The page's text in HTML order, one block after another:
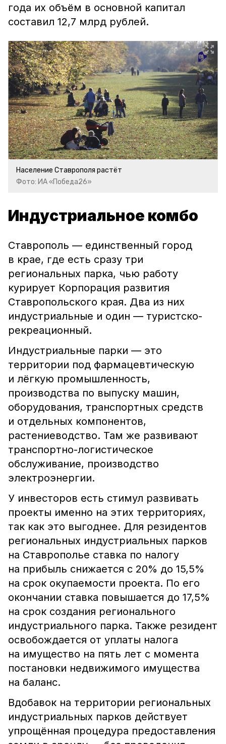
года их объём в основной капитал
составил 12,7 млрд рублей.
Население Ставрополя растёт
Фото: ИА «Победа26»
Индустриальное комбо
Ставрополь — единственный город
в крае, где есть сразу три
региональных парка, чью работу
курирует Корпорация развития
Ставропольского края. Два из них
индустриальные и один ― туристско-
рекреационный.
Индустриальные парки ― это
территории под фармацевтическую
и лёгкую промышленность,
производства по выпуску машин,
оборудования, транспортных средств
и отдельных компонентов,
растениеводство. Там же развивают
транспортно-логистическое
обслуживание, производство
электроэнергии.
У инвесторов есть стимул развивать
проекты именно на этих территориях,
так как это выгоднее. Для резидентов
региональных индустриальных парков
на Ставрополье ставка по налогу
на прибыль снижается с 20% до 15,5%
на срок окупаемости проекта. По его
окончании ставка повышается до 17,5%
на срок создания регионального
индустриального парка. Также резидент
освобождается от уплаты налога
на имущество на пять лет с момента
постановки недвижимого имущества
на баланс.
Вдобавок на территории региональных
индустриальных парков действует
упрощённая процедура предоставления